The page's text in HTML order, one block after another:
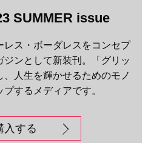
SUMMER issue
レス・ボーダレスをコンセプ
ジンとして新装刊。「グリッ
人生を輝かせるためのモノ
するメディアです。
入する